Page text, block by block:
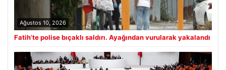
Ağustos 10, 2026
Fatih’te polise bıçaklı saldırı. Ayağından vurularak yakalandı